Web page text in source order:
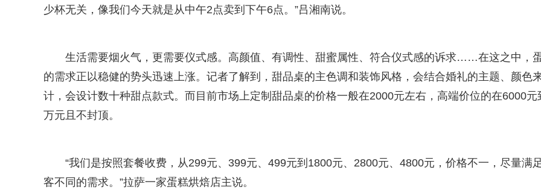
少杯无关，像我们今天就是从中午2点卖到下午6点。”吕湘南说。
生活需要烟火气，更需要仪式感。高颜值、有调性、甜蜜属性、符合仪式感的诉求……在这之中，
的需求正以稳健的势头迅速上涨。记者了解到，甜品桌的主色调和装饰风格，会结合婚礼的主题、颜色
计，会设计数十种甜点款式。而目前市场上定制甜品桌的价格一般在2000元左右，高端价位的在6000元
万元且不封顶。
“我们是按照套餐收费，从299元、399元、499元到1800元、2800元、4800元，价格不一，尽量满
客不同的需求。”拉萨一家蛋糕烘焙店主说。